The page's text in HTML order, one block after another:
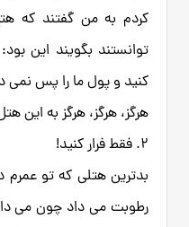
کردم به من گفتند که
کنید و پول ما را پس نمی
هرگز، هرگز، هرگز به این
2. فقط فرار کنید!
بدترین هتلی که تو عمرم
رطوبت می داد چون می